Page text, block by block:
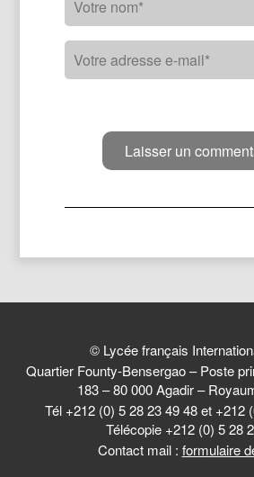
© Lycée français
Quartier Founty-Bensergao – Poste
183 – 80 000 Agadir –
Tél +212 (0) 5 28 23 49 48 et +212
Télécopie +212 (0) 5 28
Contact mail : formulaire